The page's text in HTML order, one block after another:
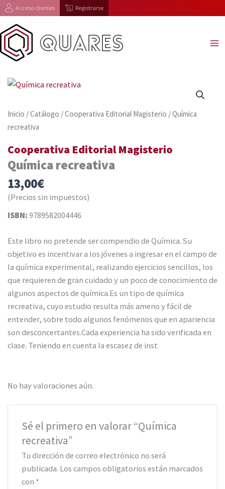
al
contenido
Acceso clientes Registrarse
Inicio /Catálogo /Cooperativa Editorial Magisterio / Química
recreativa
Cooperativa Editorial Magisterio
Química recreativa
13,00€
(Precios sin impuestos)
ISBN: 9789582004446
Este libro no pretende ser compendio de Química. Su
objetivo es incentivar a los jóvenes a ingresar en el campo de
la química experimental, realizando ejercicios sencillos, los
que requieren de gran cuidado y un poco de conocimiento de
algunos aspectos de química.Es un tipo de química
recreativa, cuyo estudio resulta más ameno y fácil de
entender, sobre todo algunos fenómenos que en apariencia
son desconcertantes.Cada experiencia ha sido verificada en
clase. Teniendo en cuenta la escasez de inst
No hay valoraciones aún.
Sé el primero en valorar “Química
recreativa”
Tu dirección de correo electrónico no será
publicada. Los campos obligatorios están marcados
con *